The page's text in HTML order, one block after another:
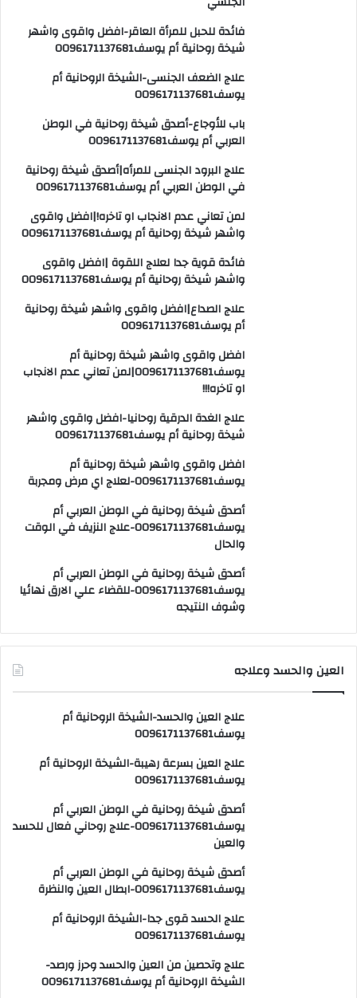
فائدة للحبل للمرأة العاقر-افضل واقوى واشهر
شيخة روحانية أم يوسف0096171137681
علاج الضعف الجنسى-الشيخة الروحانية أم
يوسف0096171137681
باب للأوجاع-أصدق شيخة روحانية في الوطن
العربي أم يوسف0096171137681
علاج البرود الجنسى للمرأه|أصدق شيخة روحانية
في الوطن العربي أم يوسف0096171137681
لمن تعاني عدم الانجاب او تاخره!|افضل واقوى
واشهر شيخة روحانية أم يوسف0096171137681
فائدة قوية جدا لعلاج اللقوة |افضل واقوى
واشهر شيخة روحانية أم يوسف0096171137681
علاج الصداع|افضل واقوى واشهر شيخة روحانية
أم يوسف0096171137681
افضل واقوى واشهر شيخة روحانية أم
يوسف0096171137681|لمن تعاني عدم الانجاب
او تاخره!!!
علاج الغدة الدرقية روحانيا-افضل واقوى واشهر
شيخة روحانية أم يوسف0096171137681
افضل واقوى واشهر شيخة روحانية أم
يوسف0096171137681-لعلاج اي مرض ومجربة
أصدق شيخة روحانية في الوطن العربي أم
يوسف0096171137681-علاج النزيف في الوقت
والحال
أصدق شيخة روحانية في الوطن العربي أم
يوسف0096171137681-للقضاء علي الارق نهائيا
وشوف النتيجه
العين والحسد وعلاجه
علاج العين والحسد-الشيخة الروحانية أم
يوسف0096171137681
علاج العين بسرعة رهيبة-الشيخة الروحانية أم
يوسف0096171137681
أصدق شيخة روحانية في الوطن العربي أم
يوسف0096171137681-علاج روحاني فعال للحسد
والعين
أصدق شيخة روحانية في الوطن العربي أم
يوسف0096171137681-ابطال العين والنظرة
علاج الحسد قوى جدا-الشيخة الروحانية أم
يوسف0096171137681
علاج وتحصين من العين والحسد وحرز ورصد-
الشيخة الروحانية أم يوسف0096171137681